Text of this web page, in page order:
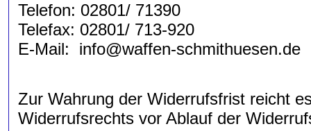
Telefon: 02801/ 71390
Telefax: 02801/ 713-920
E-Mail: info@waffen-schmithuesen.de
Zur Wahrung der Widerrufsfrist reicht
Widerrufsrechts vor Ablauf der